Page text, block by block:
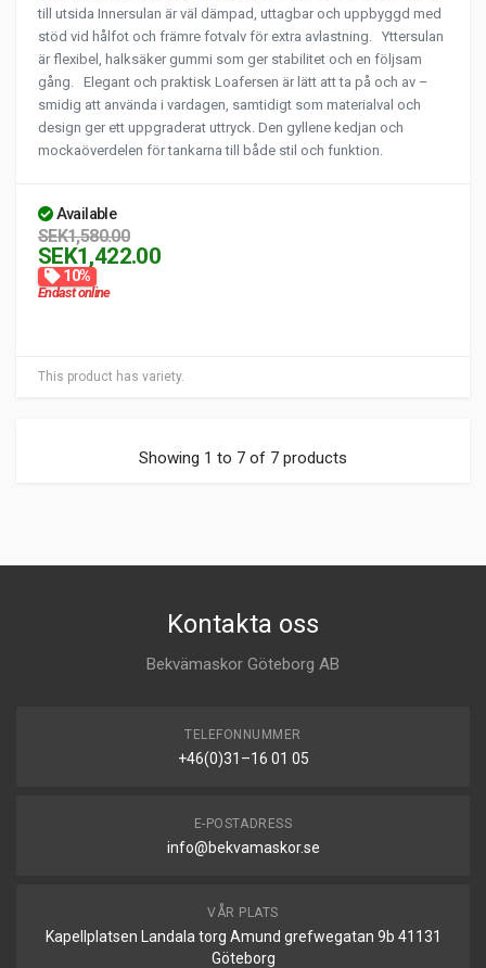
This product has variety.
till utsida Innersulan är väl dämpad, uttagbar och uppbyggd med
stöd vid hålfot och främre fotvalv för extra avlastning. Yttersulan
är flexibel, halksäker gummi som ger stabilitet och en följsam
gång. Elegant och praktisk Loafersen är lätt att ta på och av –
smidig att använda i vardagen, samtidigt som materialval och
design ger ett uppgraderat uttryck. Den gyllene kedjan och
mockaöverdelen för tankarna till både stil och funktion.
Available
SEK1,580.00
SEK1,422.00
10%
Endast online
Showing 1 to 7 of 7 products
Kontakta oss
Bekvämaskor Göteborg AB
TELEFONNUMMER
+46(0)31–16 01 05
E-POSTADRESS
info@bekvamaskor.se
VÅR PLATS
Kapellplatsen Landala torg Amund grefwegatan 9b 41131
Göteborg